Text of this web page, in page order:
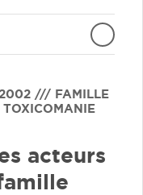
/// FAMILLE
acteurs